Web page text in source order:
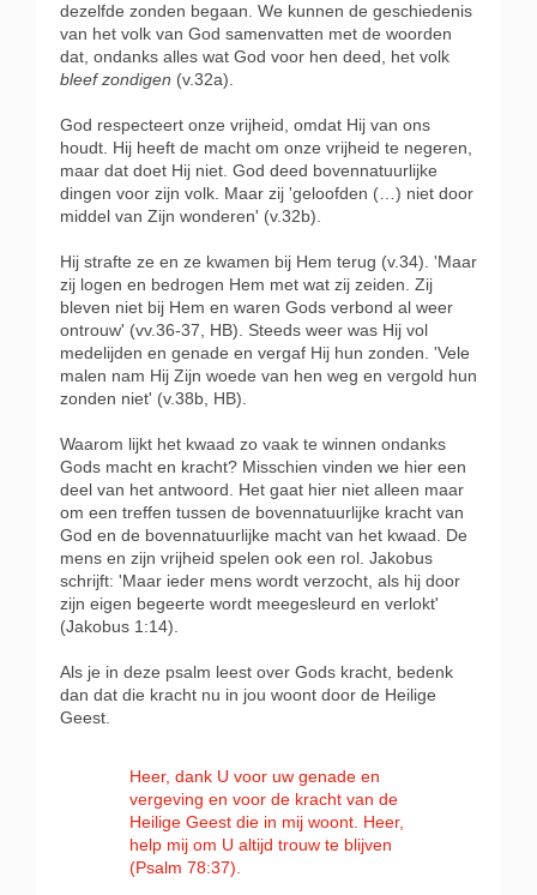
dezelfde zonden begaan. We kunnen de geschiedenis
van het volk van God samenvatten met de woorden
dat, ondanks alles wat God voor hen deed, het volk
bleef zondigen (v.32a).
God respecteert onze vrijheid, omdat Hij van ons
houdt. Hij heeft de macht om onze vrijheid te negeren,
maar dat doet Hij niet. God deed bovennatuurlijke
dingen voor zijn volk. Maar zij 'geloofden (…) niet door
middel van Zijn wonderen' (v.32b).
Hij strafte ze en ze kwamen bij Hem terug (v.34). 'Maar
zij logen en bedrogen Hem met wat zij zeiden. Zij
bleven niet bij Hem en waren Gods verbond al weer
ontrouw' (vv.36-37, HB). Steeds weer was Hij vol
medelijden en genade en vergaf Hij hun zonden. 'Vele
malen nam Hij Zijn woede van hen weg en vergold hun
zonden niet' (v.38b, HB).
Waarom lijkt het kwaad zo vaak te winnen ondanks
Gods macht en kracht? Misschien vinden we hier een
deel van het antwoord. Het gaat hier niet alleen maar
om een treffen tussen de bovennatuurlijke kracht van
God en de bovennatuurlijke macht van het kwaad. De
mens en zijn vrijheid spelen ook een rol. Jakobus
schrijft: 'Maar ieder mens wordt verzocht, als hij door
zijn eigen begeerte wordt meegesleurd en verlokt'
(Jakobus 1:14).
Als je in deze psalm leest over Gods kracht, bedenk
dan dat die kracht nu in jou woont door de Heilige
Geest.
Heer, dank U voor uw genade en
vergeving en voor de kracht van de
Heilige Geest die in mij woont. Heer,
help mij om U altijd trouw te blijven
(Psalm 78:37).